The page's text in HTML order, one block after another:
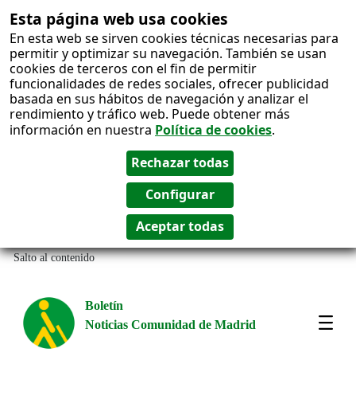
Esta página web usa cookies
En esta web se sirven cookies técnicas necesarias para
permitir y optimizar su navegación. También se usan
cookies de terceros con el fin de permitir
funcionalidades de redes sociales, ofrecer publicidad
basada en sus hábitos de navegación y analizar el
rendimiento y tráfico web. Puede obtener más
información en nuestra Política de cookies.
Salto al contenido
Boletín
Noticias Comunidad de Madrid